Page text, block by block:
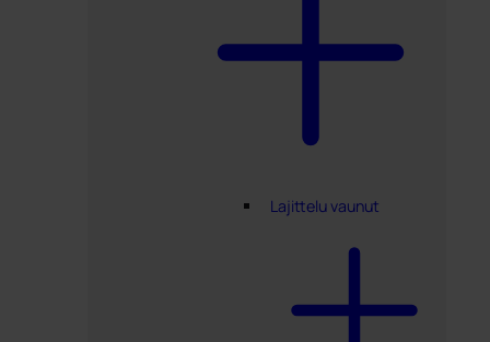
Lajittelu vaunut